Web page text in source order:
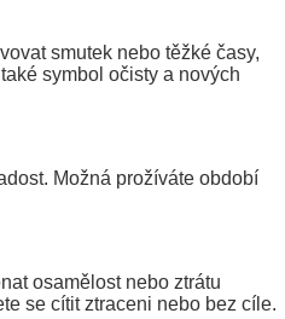
smutek nebo těžké časy,
symbol očisty a nových
Možná prožíváte období
osamělost nebo ztrátu
se cítit ztraceni nebo bez cíle.